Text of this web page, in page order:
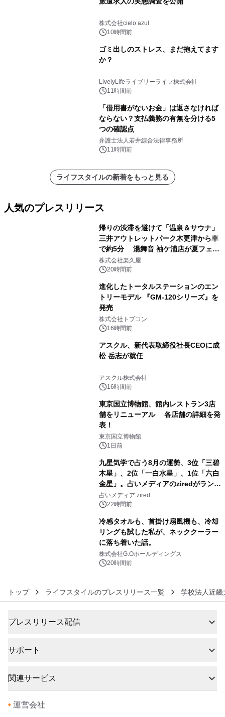
株式会社cielo azul
10時間前
ゴミ出しのストレス、まだ抱えてます
か？
LivelyLifeライブリーライフ株式会社
11時間前
「借用書がないお金」は返さなければ
ならない？支払義務の有無を分ける5
つの確認点
弁護士法人若井綜合法律事務所
11時間前
ライフスタイルの新着をもっと見る
人気のプレスリリース
帰りの渋滞を避けて「温泉＆サウナ」
三井アウトレットパーク木更津から車
で約5分 湯舞音 袖ケ浦店が夏フェア
メニューを提供
株式会社楽久屋
20時間前
進化したトータルステーションのエン
トリーモデル 『GM-120シリーズ』を
発売
株式会社トプコン
16時間前
アスクル、新代表取締役社長CEOに成
松 岳志が就任
アスクル株式会社
16時間前
東京国立博物館、館内レストラン3店
舗をリニューアル 各店舗の詳細を発
表！
東京国立博物館
1日前
九星気学で占う8月の運勢、3位「三碧
木星」、2位「一白水星」、1位「六白
金星」。占いメディアのziredがランキ
ングを発表
占いメディア zired
22時間前
冷感タオルも、首掛け扇風機も、冷却
リングも試した私が、ネッククーラー
に落ち着いた話。
株式会社G.Oホールディングス
20時間前
トップ ライフスタイルのプレスリリース一覧 学校法人近畿
プレスリリース配信
サポート
関連サービス
• 運営会社